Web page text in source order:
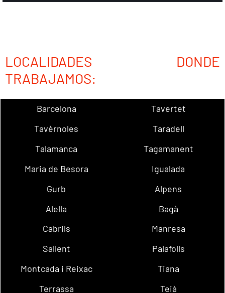
LOCALIDADES DONDE
TRABAJAMOS:
Barcelona
Tavertet
Tavèrnoles
Taradell
Talamanca
Tagamanent
Maria de Besora
Igualada
Gurb
Alpens
Alella
Bagà
Cabrils
Manresa
Sallent
Palafolls
Montcada i Reixac
Tiana
Terrassa
Teià